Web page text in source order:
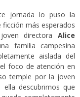
jornada lo puso la
más esperados
directoraAlice
familia campesina
aislada del
foco de atención en
temple por la joven
descubrimos que